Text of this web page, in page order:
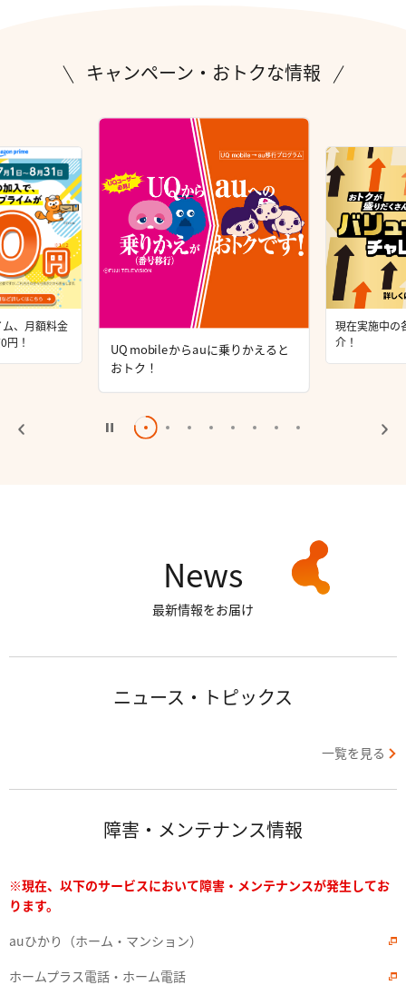
キャンペーン・おトクな情報
、月額料金
円！
UQ mobileからauに乗りかえると
おトク！
現在実施中の
介！
News
最新情報をお届け
ニュース・トピックス
一覧を見る
障害・メンテナンス情報
※現在、以下のサービスにおいて障害・メンテナンスが発生してお
ります。
auひかり（ホーム・マンション）
ホームプラス電話・ホーム電話